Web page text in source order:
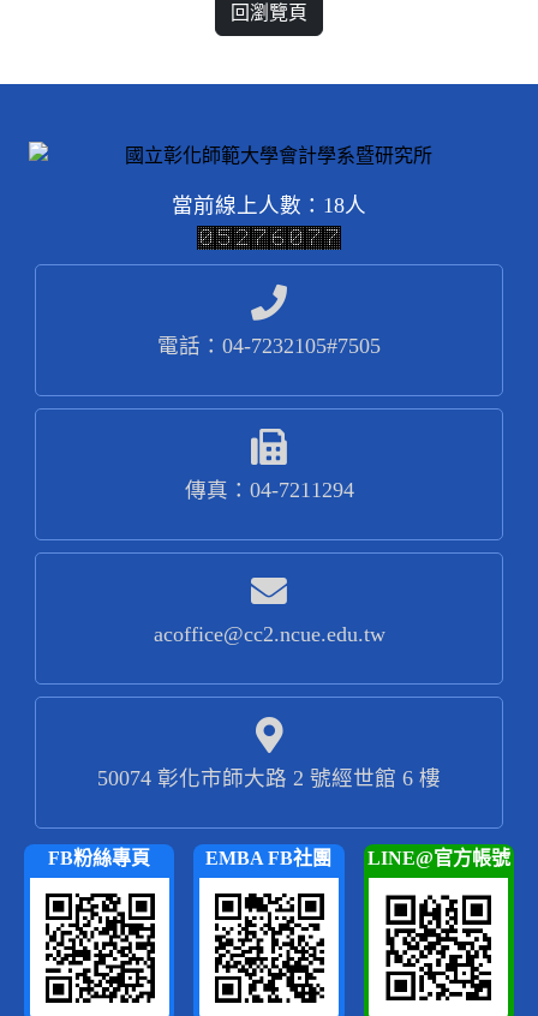
回瀏覽頁
當前線上人數：18人
電話：04-7232105#7505
傳真：04-7211294
acoffice@cc2.ncue.edu.tw
50074 彰化市師大路 2 號經世館 6 樓
FB粉絲專頁 EMBA FB社團 LINE@官方帳號